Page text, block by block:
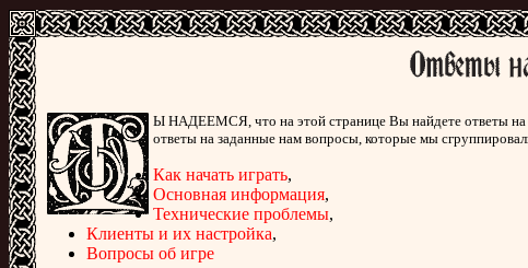
Ы НАДЕЕМСЯ, что на этой странице Вы найдете ответы на
ответы на заданные нам вопросы, которые мы
Как начать играть,
Основная информация,
Технические проблемы,
Клиенты и их настройка,
Вопросы об игре